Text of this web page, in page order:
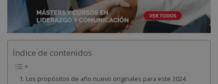
Índice de contenidos
Los propósitos de año nuevo originales para este 2024